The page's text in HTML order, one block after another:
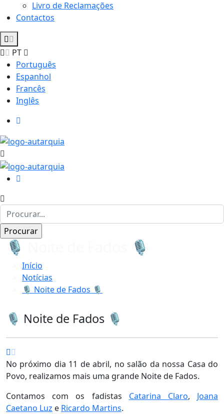
Livro de Reclamações
Contactos
PT
Português
Espanhol
Francês
Inglês
🎙 Noite de Fados 🎙
Início
Notícias
🎙 Noite de Fados 🎙
🎙 Noite de Fados 🎙
No próximo dia 11 de abril, no salão da nossa Casa do
Povo, realizamos mais uma grande Noite de Fados.
Contamos com os fadistas Catarina Claro, Joana
Caetano Luz e Ricardo Martins.